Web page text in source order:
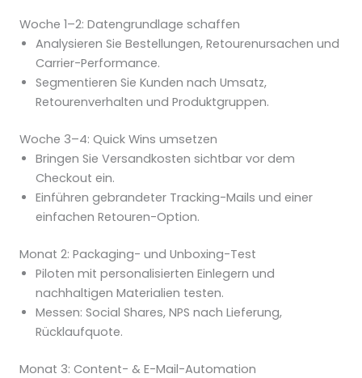
Woche 1–2: Datengrundlage schaffen
Analysieren Sie Bestellungen, Retourenursachen und
Carrier-Performance.
Segmentieren Sie Kunden nach Umsatz,
Retourenverhalten und Produktgruppen.
Woche 3–4: Quick Wins umsetzen
Bringen Sie Versandkosten sichtbar vor dem
Checkout ein.
Einführen gebrandeter Tracking-Mails und einer
einfachen Retouren-Option.
Monat 2: Packaging- und Unboxing-Test
Piloten mit personalisierten Einlegern und
nachhaltigen Materialien testen.
Messen: Social Shares, NPS nach Lieferung,
Rücklaufquote.
Monat 3: Content- & E-Mail-Automation